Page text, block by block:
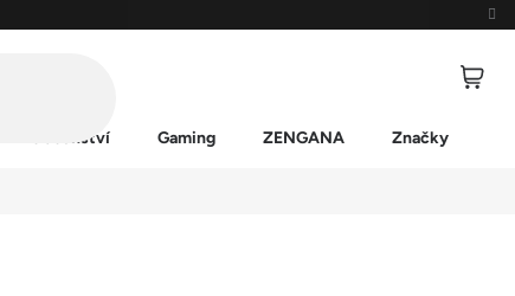
Příslušenství Gaming ZENGANA Značky